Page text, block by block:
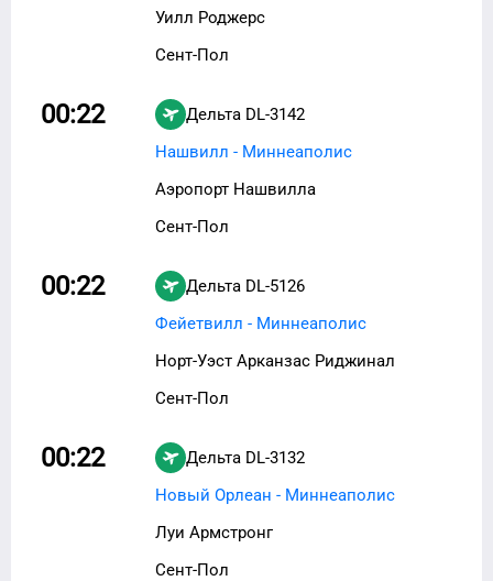
Уилл Роджерс
Сент-Пол
00:22 Дельта DL-3142
Нашвилл - Миннеаполис
Аэропорт Нашвилла
Сент-Пол
00:22 Дельта DL-5126
Фейетвилл - Миннеаполис
Норт-Уэст Арканзас Риджинал
Сент-Пол
00:22 Дельта DL-3132
Новый Орлеан - Миннеаполис
Луи Армстронг
Сент-Пол